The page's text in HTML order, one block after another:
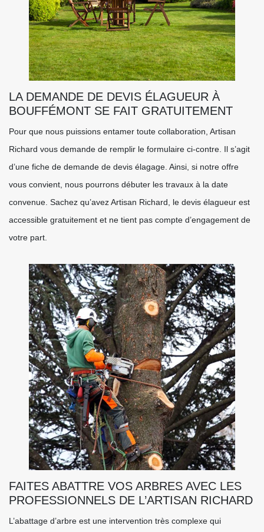
LA DEMANDE DE DEVIS ÉLAGUEUR À
BOUFFÉMONT SE FAIT GRATUITEMENT
Pour que nous puissions entamer toute collaboration, Artisan
Richard vous demande de remplir le formulaire ci-contre. Il s’agit
d’une fiche de demande de devis élagage. Ainsi, si notre offre
vous convient, nous pourrons débuter les travaux à la date
convenue. Sachez qu’avez Artisan Richard, le devis élagueur est
accessible gratuitement et ne tient pas compte d’engagement de
votre part.
FAITES ABATTRE VOS ARBRES AVEC LES
PROFESSIONNELS DE L’ARTISAN RICHARD
L’abattage d’arbre est une intervention très complexe qui